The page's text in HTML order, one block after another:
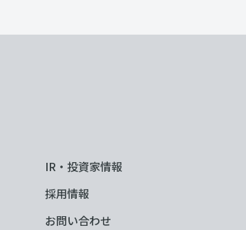
IR・投資家情報
採用情報
お問い合わせ